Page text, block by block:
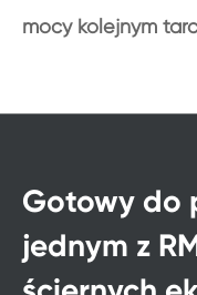
mocy kolejnym
Gotowy do
jednym z